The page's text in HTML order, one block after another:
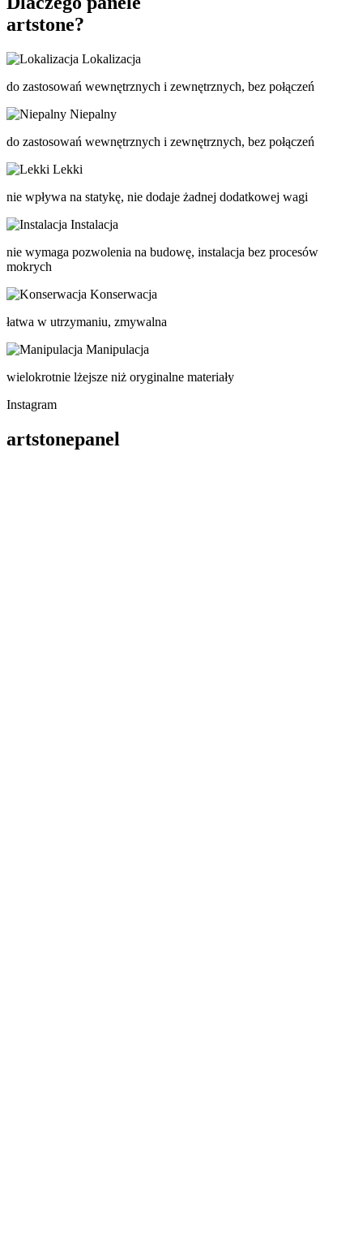
artstone?
Lokalizacja
do zastosowań wewnętrznych i zewnętrznych, bez połączeń
Niepalny
do zastosowań wewnętrznych i zewnętrznych, bez połączeń
Lekki
nie wpływa na statykę, nie dodaje żadnej dodatkowej wagi
Instalacja
nie wymaga pozwolenia na budowę, instalacja bez procesów
mokrych
Konserwacja
łatwa w utrzymaniu, zmywalna
Manipulacja
wielokrotnie lżejsze niż oryginalne materiały
Instagram
artstonepanel